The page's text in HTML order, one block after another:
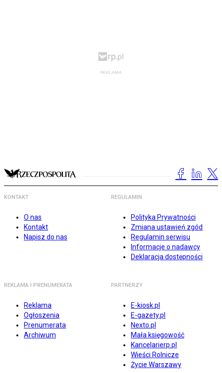
KONTAKT
O nas
Kontakt
Napisz do nas
REGULAMIN
Polityka Prywatności
Zmiana ustawień zgód
Regulamin serwisu
Informacje o nadawcy
Deklaracja dostępności
REKLAMA I PRENUMERATA
Reklama
Ogłoszenia
Prenumerata
Archiwum
PARTNERZY
E-kiosk.pl
E-gazety.pl
Nexto.pl
Mała księgowość
Kancelarierp.pl
Wieści Rolnicze
Życie Warszawy